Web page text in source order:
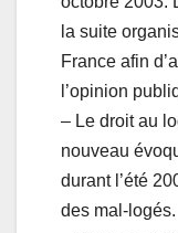
la suite
France afin
l’opinion
– Le droit au
nouveau
durant l’été
des mal-logés.